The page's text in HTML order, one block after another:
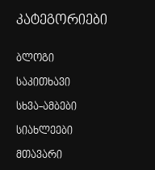
კატეგორიები
ბლოგი
საკითხავი
სხვა-ამბები
სიახლეები
მთავარი